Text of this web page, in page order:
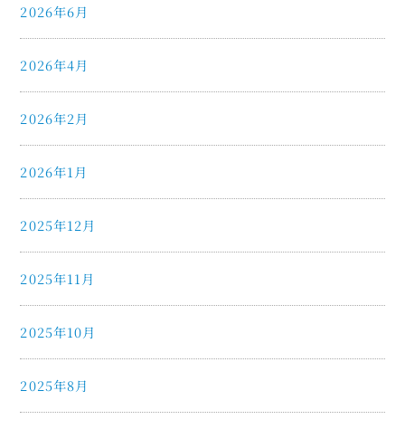
2026年6月
2026年4月
2026年2月
2026年1月
2025年12月
2025年11月
2025年10月
2025年8月